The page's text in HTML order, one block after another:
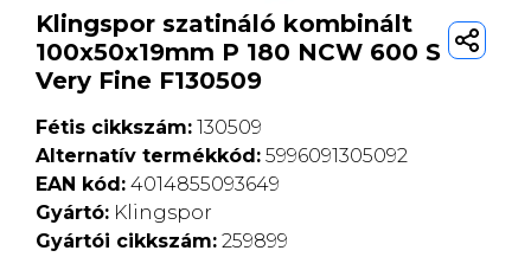
Klingspor szatináló kombinált
100x50x19mm P 180 NCW 600 S
Very Fine F130509
Fétis cikkszám: 130509
Alternatív termékkód: 5996091305092
EAN kód: 4014855093649
Gyártó: Klingspor
Gyártói cikkszám: 259899